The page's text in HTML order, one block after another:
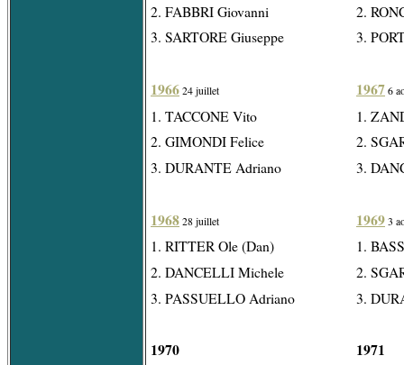
2. FABBRI Giovanni
3. SARTORE Giuseppe
1966 24 juillet
1. TACCONE Vito
2. GIMONDI Felice
3. DURANTE Adriano
1968 28 juillet
1. RITTER Ole (Dan)
2. DANCELLI Michele
3. PASSUELLO Adriano
1970
2.
3.
1967 6
1.
2.
3.
1969 3
1.
2.
3.
1971